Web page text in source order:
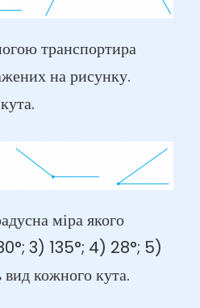
транспортира
на рисунку.
міра якого
3) 135°; 4) 28°; 5)
кожного кута.